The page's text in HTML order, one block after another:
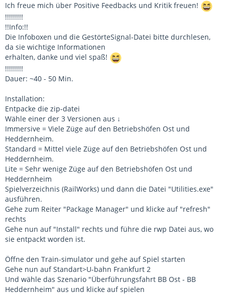
Ich freue mich über Positive Feedbacks und Kritik freuen!
!!!!!!!!!
!!Info:!!
Die Infoboxen und die GestörteSignal-Datei bitte durchlesen,
da sie wichtige Informationen
erhalten, danke und viel spaß!
!!!!!!!!!
Dauer: ~40 - 50 Min.
Installation:
Entpacke die zip-datei
Wähle einer der 3 Versionen aus ↓
Immersive = Viele Züge auf den Betriebshöfen Ost und
Heddernheim.
Standard = Mittel viele Züge auf den Betriebshöfen Ost und
Heddernheim.
Lite = Sehr wenige Züge auf den Betriebshöfen Ost und
Heddernheim
Spielverzeichnis (RailWorks) und dann die Datei "Utilities.exe"
ausführen.
Gehe zum Reiter "Package Manager" und klicke auf "refresh"
rechts
Gehe nun auf "Install" rechts und führe die rwp Datei aus, wo
sie entpackt worden ist.
Öffne den Train-simulator und gehe auf Spiel starten
Gehe nun auf Standart>U-bahn Frankfurt 2
Und wähle das Szenario "Überführungsfahrt BB Ost - BB
Heddernheim" aus und klicke auf spielen